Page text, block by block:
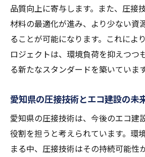
品質向上に寄与します。また、圧接
材料の最適化が進み、より少ない資
ることが可能になります。これによ
ロジェクトは、環境負荷を抑えつつ
る新たなスタンダードを築いています
愛知県の圧接技術とエコ建設の未
愛知県の圧接技術は、今後のエコ建
役割を担うと考えられています。環
まる中、圧接技術はその持続可能性